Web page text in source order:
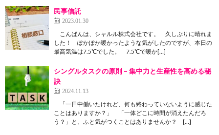
民事信託
2023.01.30
こんばんは、シャルル株式会社です。 久しぶりに晴れま
した！ ぽかぽか暖かったような気がしたのですが、本日の
最高気温は7.5℃でした。 7.5℃で暖か[…]
シングルタスクの原則 – 集中力と生産性を高める秘
訣
2024.11.13
「一日中働いたけれど、何も終わっていないように感じた
ことはありますか？」 「一体どこに時間が消えたんだろ
う？」と、ふと気がつくことはありませんか？ […]